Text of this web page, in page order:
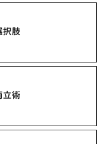
択肢
立術